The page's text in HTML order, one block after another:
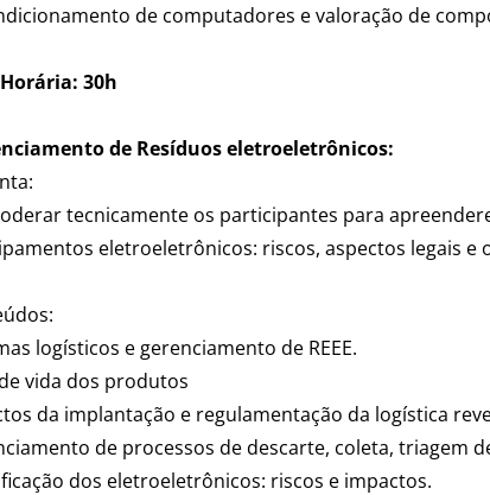
de computadores e valoração de
30h
de Resíduos eletroeletrônicos:
tecnicamente os participantes para
eletroeletrônicos: riscos, aspectos legais e
logísticos e gerenciamento de REEE.
vida dos produtos
da implantação e regulamentação da logística
de processos de descarte, coleta, triagem
dos eletroeletrônicos: riscos e impactos.